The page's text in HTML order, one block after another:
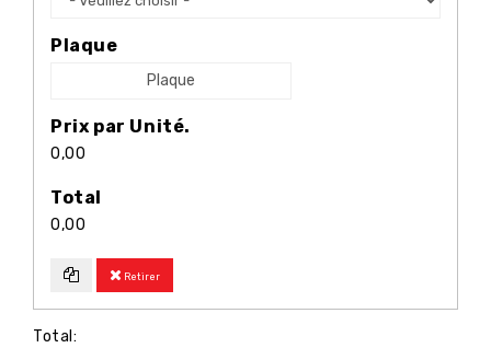
Plaque
Plaque
Prix par Unité.
0,00
Total
0,00
Retirer
Total: